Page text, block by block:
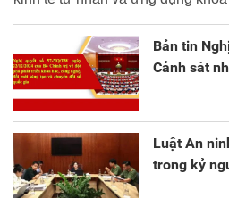
sáng tạo và chuyển đổi số.
Bản tin
Cảnh sát
Luật An
trong kỷ